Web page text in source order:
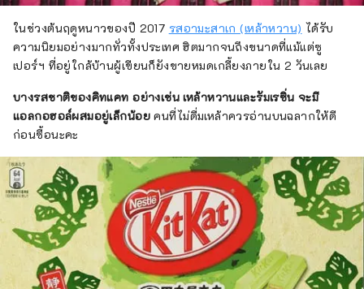
ในช่วงต้นฤดูหนาวของปี 2017 รสอามะสาเก (เหล้าหวาน) ได้รับ
ความนิยมอย่างมากทั่วทั้งประเทศ ฮิตมากจนถึงขนาดที่แม้แต่ซู
เปอร์ฯ ที่อยู่ใกล้บ้านผู้เขียนก็ยังขายหมดเกลี้ยงภายใน 2 วันเลย
บางรสชาติของคิทแคท อย่างเช่น เหล้าหวานและรัมเรซิ่น จะมี
แอลกอฮอล์ผสมอยู่เล็กน้อยคนที่ไม่ดื่มเหล้าควรอ่านบนฉลากให้ดี
ก่อนซื้อนะคะ